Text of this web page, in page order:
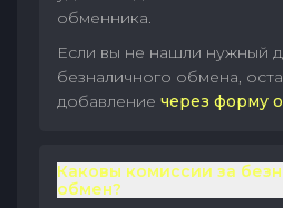
обменника.
Если вы не нашли нужный
безналичного обмена,
добавление через форму
Каковы комиссии за
обмен?